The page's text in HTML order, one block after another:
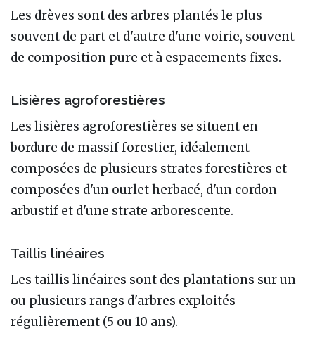
Les drèves sont des arbres plantés le plus
souvent de part et d'autre d'une voirie, souvent
de composition pure et à espacements fixes.
Lisières agroforestières
Les lisières agroforestières se situent en
bordure de massif forestier, idéalement
composées de plusieurs strates forestières et
composées d'un ourlet herbacé, d'un cordon
arbustif et d'une strate arborescente.
Taillis linéaires
Les taillis linéaires sont des plantations sur un
ou plusieurs rangs d'arbres exploités
régulièrement (5 ou 10 ans).